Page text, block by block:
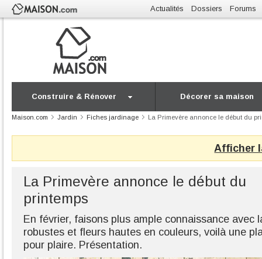
Actualités Dossiers Forums
Construire & Rénover Décorer sa maison
Maison.com Jardin Fiches jardinage La Primevère annonce le début du
Afficher
La Primevère annonce le début du
printemps
En février, faisons plus ample connaissance avec
robustes et fleurs hautes en couleurs, voilà une
pour plaire. Présentation.